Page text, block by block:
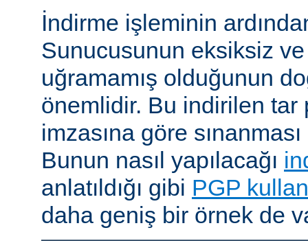
İndirme işleminin
Sunucusunun eksiksiz
uğramamış olduğunun
önemlidir. Bu indirilen tar
imzasına göre
Bunun nasıl yapılacağı
anlatıldığı gibi PGP
daha geniş bir örnek de